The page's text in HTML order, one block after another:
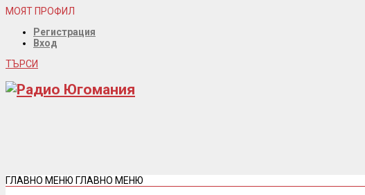
МОЯТ ПРОФИЛ
Регистрация
Вход
ТЪРСИ
ГЛАВНО МЕНЮ ГЛАВНО МЕНЮ